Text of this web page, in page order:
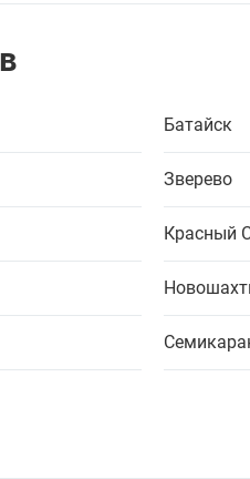
Батайск
Зверево
Красный